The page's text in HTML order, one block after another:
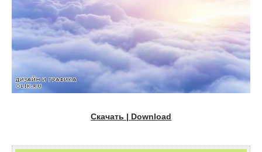
Скачать | Download